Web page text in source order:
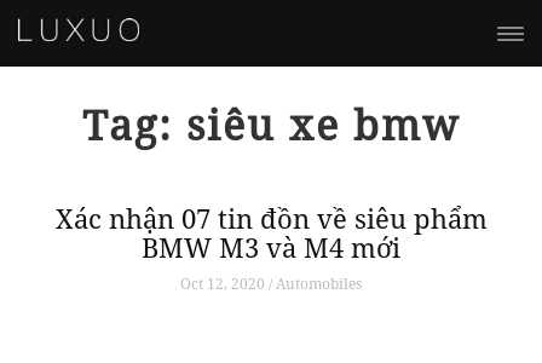
Tag: siêu xe bmw
Xác nhận 07 tin đồn về siêu phẩm
BMW M3 và M4 mới
Oct 12, 2020 / Automobiles